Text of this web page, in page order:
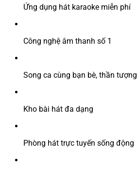
Ứng dụng hát karaoke miễn phí
Công nghệ âm thanh số 1
Song ca cùng bạn bè, thần tượng
Kho bài hát đa dạng
Phòng hát trực tuyến sống động